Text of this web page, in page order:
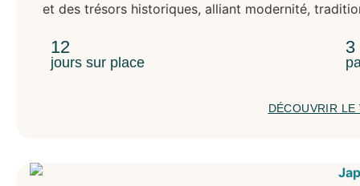
et des trésors historiques, alliant modernité,
12
jours sur place
DÉCOUVRIR LE